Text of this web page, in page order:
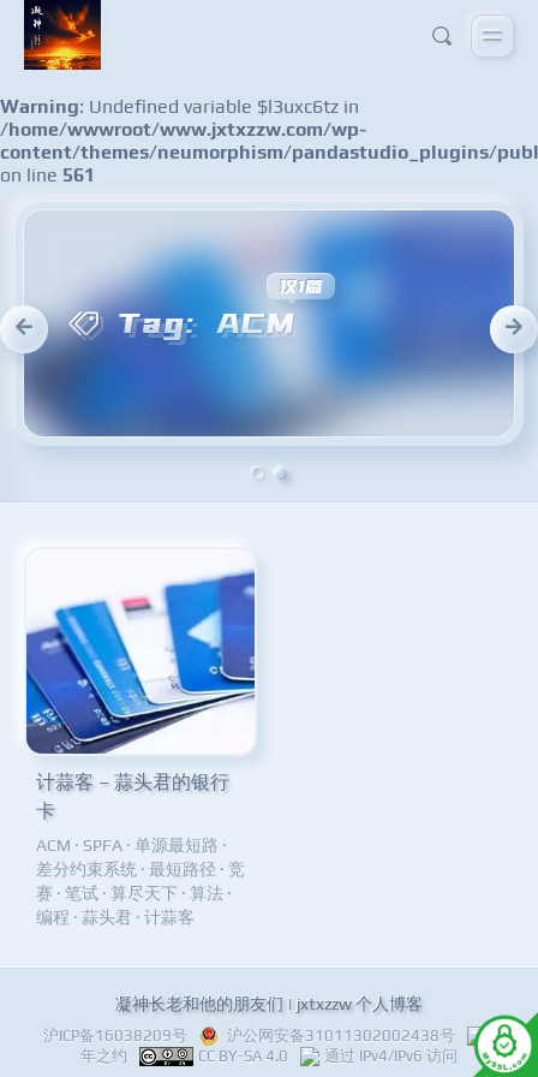
Warning: Undefined variable $l3uxc6tz in
/home/wwwroot/www.jxtxzzw.com/wp-
content/themes/neumorphism/pandastudio_plugins/
on line 561
计蒜客 – 蒜头君的银行
卡
ACM · SPFA · 单源最短路 ·
差分约束系统 · 最短路径 · 竞
赛 · 笔试 · 算尽天下 · 算法 ·
编程 · 蒜头君 · 计蒜客
凝神长老和他的朋友们 | jxtxzzw 个人博客
沪ICP备16038209号 沪公网安备31011302002438号
十
年之约
CC BY-SA 4.0 通过 IPv4/IPv6 访问